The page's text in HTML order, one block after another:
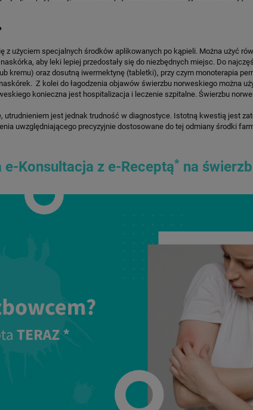
użyciem specjalnych środków aplikowanych po kąpieli. Można użyć
aby leki lepiej przedostały się do niezbędnych miejsc. Do
kremu) oraz dosutną iwermektynę (tabletki), przy czym monoterapia
Z kolei do łagodzenia objawów świerzbu norweskiego można
konieczna jest hospitalizacja i leczenie szpitalne. Świerzbu
utrudnieniem jest jednak trudność w diagnostyce. Istotną kwestią jest
uwzględniającego precyzyjnie dostosowane do tej odmiany środki
e-Konsultacja z e-Receptą*na świerzb